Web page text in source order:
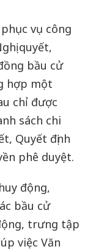
vụ công
quyết,
bầu cử
hợp một
chỉ được
sách chi
Quyết định
phê duyệt.
động,
bầu cử
trưng tập
việc Văn